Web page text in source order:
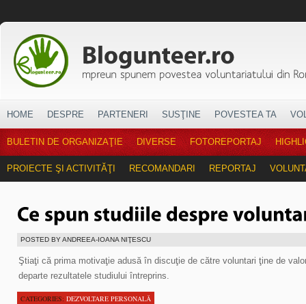
HOME DESPRE PARTENERI SUSŢINE POVESTEA TA
BULETIN DE ORGANIZAŢIE DIVERSE FOTOREPORTAJ
PROIECTE ŞI ACTIVITĂŢI RECOMANDARI REPORTAJ
POSTED BY ANDREEA-IOANA NIŢESCU
Ştiaţi că prima motivaţie adusă în discuţie de către voluntari ţine de
departe rezultatele studiului întreprins.
CATEGORIES: DEZVOLTARE PERSONALĂ